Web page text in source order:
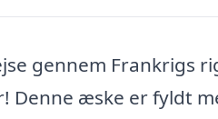
gennem Frankrigs
Denne æske er fyldt